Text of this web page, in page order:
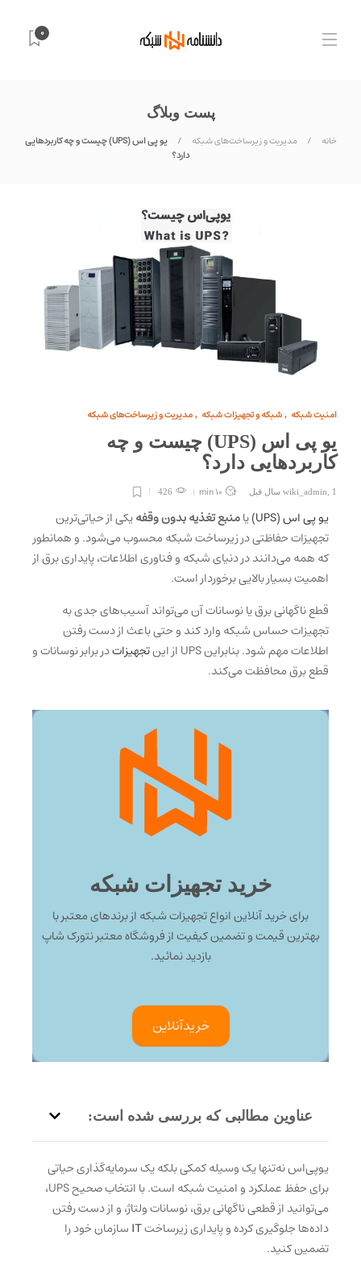
0
پست وبلاگ
خانه مدیریت و زیرساخت‌های شبکه
یو‌ پی‌ اس (UPS) چیست و چه کاربردهایی
دارد؟
امنیت شبکه , شبکه و تجهیزات شبکه , مدیریت و زیرساخت‌های شبکه
یو‌ پی‌ اس (UPS) چیست و چه
کاربردهایی دارد؟
wiki_admin 1 سال قبل 10 min
426
یو‌ پی‌ اس (UPS) یامنبع تغذیه بدون وقفهیکی از حیاتی‌ترین
تجهیزات حفاظتی در زیرساخت شبکه محسوب می‌شود. و همانطور
که همه می‌دانند در دنیای شبکه و فناوری اطلاعات، پایداری برق از
اهمیت بسیار بالایی برخوردار است.
قطع ناگهانی برق یا نوسانات آن می‌تواند آسیب‌های جدی به
تجهیزات حساس شبکه وارد کند و حتی باعث از دست رفتن
اطلاعات مهم شود. بنابراین UPS از این
تجهیزاتدر برابر نوسانات و
قطع برق محافظت می‌کند.
خرید تجهیزات شبکه
برای خرید آنلاین انواع تجهیزات شبکه از برندهای معتبر با
بهترین قیمت و تضمین کیفیت از فروشگاه معتبر نتورک شاپ
بازدید نمائید.
خرید‌آنلاین
عناوین مطالبی که بررسی شده است:
یو‌پی‌اس نه‌تنها یک وسیله کمکی بلکه یک سرمایه‌گذاری حیاتی
برای حفظ عملکرد و امنیت شبکه است. با انتخاب صحیح UPS،
می‌توانید از قطعی ناگهانی برق، نوسانات ولتاژ، و از دست رفتن
داده‌ها جلوگیری کرده و پایداری زیرساختIT سازمان خود را
تضمین کنید.